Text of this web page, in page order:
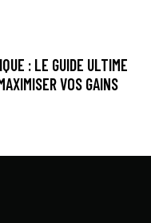
: LE GUIDE ULTIME
VOS GAINS